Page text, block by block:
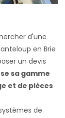
d'une
en Brie
un devis
sa gamme
et de pièces
de